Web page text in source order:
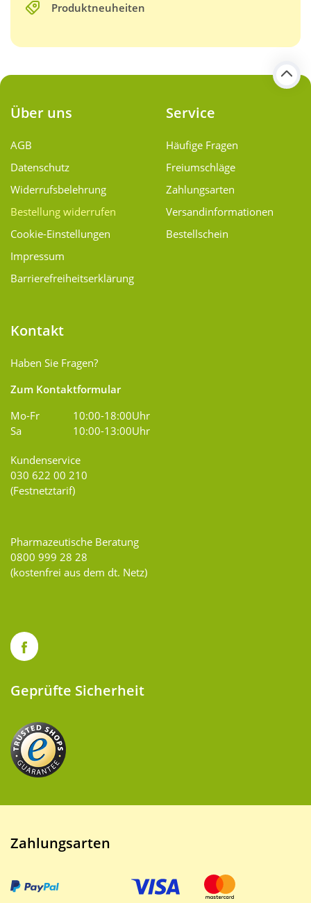
Produktneuheiten
Über uns
AGB
Datenschutz
Widerrufsbelehrung
Bestellung widerrufen
Cookie-Einstellungen
Impressum
Barrierefreiheitserklärung
Service
Häufige Fragen
Freiumschläge
Zahlungsarten
Versand­informationen
Bestellschein
Kontakt
Haben Sie Fragen?
Zum Kontaktformular
Mo-Fr
10:00-18:00Uhr
Sa
10:00-13:00Uhr
Kundenservice
030 622 00 210
(Festnetztarif)
Pharmazeutische Beratung
0800 999 28 28
(kostenfrei aus dem dt. Netz)
Geprüfte Sicherheit
Zahlungsarten